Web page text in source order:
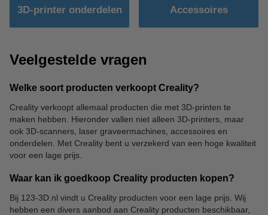
3D-printer onderdelen Accessoires
Veelgestelde vragen
Welke soort producten verkoopt Creality?
Creality verkoopt allemaal producten die met 3D-printen te
maken hebben. Hieronder vallen niet alleen 3D-printers, maar
ook 3D-scanners, laser graveermachines, accessoires en
onderdelen. Met Creality bent u verzekerd van een hoge kwaliteit
voor een lage prijs.
Waar kan ik goedkoop Creality producten kopen?
Bij 123-3D.nl vindt u Creality producten voor een lage prijs. Wij
hebben een divers aanbod aan Creality producten beschikbaar,